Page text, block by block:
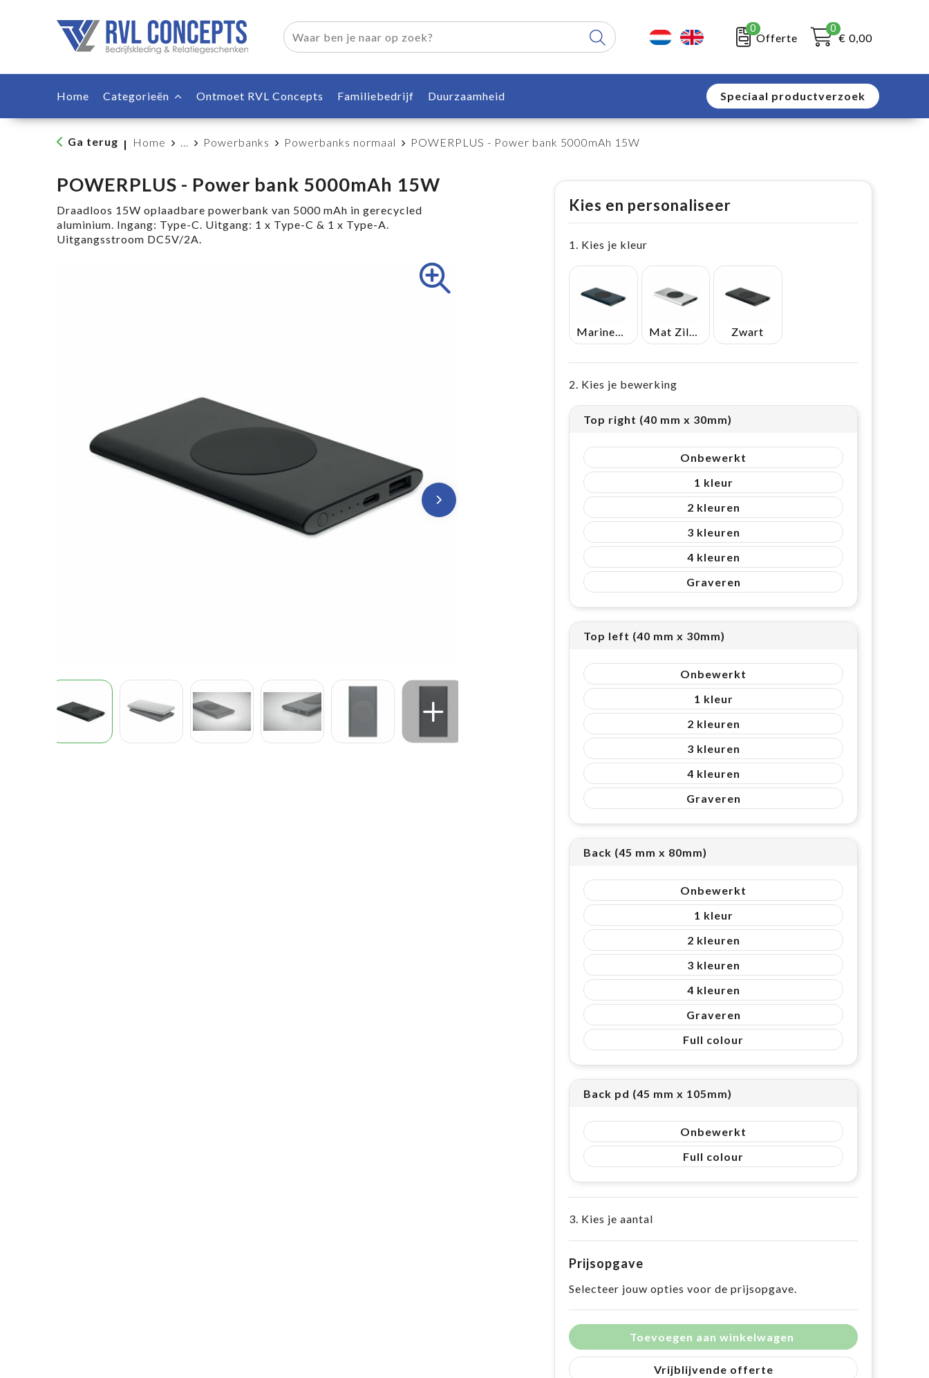
0
Offerte
0
€ 0,00
Home Categorieën Ontmoet RVL Concepts Familiebedrijf Duurzaamheid Speciaal productverzoek
Ga terug | Home ... Powerbanks Powerbanks normaal POWERPLUS - Power bank 5000mAh 15W
POWERPLUS - Power bank 5000mAh 15W
Draadloos 15W oplaadbare powerbank van 5000 mAh in gerecycled
aluminium. Ingang: Type-C. Uitgang: 1 x Type-C & 1 x Type-A.
Uitgangsstroom DC5V/2A.
Kies en personaliseer
1. Kies je kleur
Zwart
2. Kies je bewerking
Top right (40 mm x 30mm)
Onbewerkt
1
2
3
4
Graveren
Top left (40 mm x 30mm)
Onbewerkt
1
2
3
4
Graveren
Back (45 mm x 80mm)
Onbewerkt
1
2
3
4
Graveren
Full colour
Back pd (45 mm x 105mm)
Onbewerkt
Full colour
3. Kies je aantal
Prijsopgave
Selecteer jouw opties voor de prijsopgave.
Toevoegen aan winkelwagen
Vrijblijvende offerte